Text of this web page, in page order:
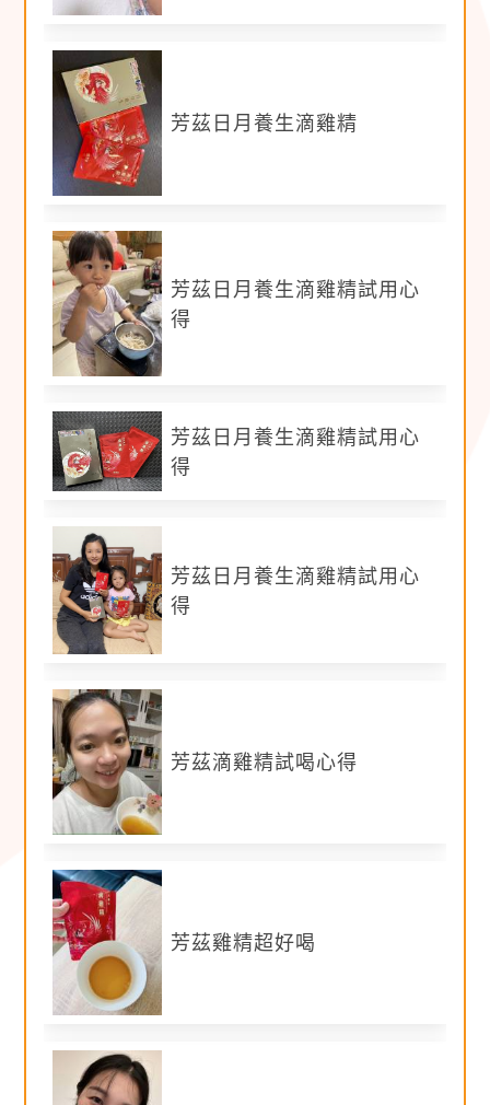
畫面上不使用貼圖等裝飾，濾鏡請勿過重），實
際使用照 (人+商品)，勿使用官網照片
※文字及照片需無條件同意授權給客戶宣傳使用。
※違規字眼注意：
規：
提升免疫力、失眠、疲勞、頭腦昏沉、調節免疫
功能、術後休養、不長胖、只留營養不留豐滿、
孕期養胎、養胎不養肉、哺乳、補充奶水營養、
發奶、小分子高蛋白、豐富蛋白、含優質蛋白、
正確範例：全民動起來，補充關鍵營養。 日月
養生滴雞精，呵護全家人健康。滴雞精含有蛋白
質、總支鏈胺基酸、膠原蛋白。
錯誤範例：喝滴雞精
身體狀況或直述身體器官易屬違規) /滴雞精含
質蛋白質。(屬於特殊營養素)
【參加資格】
符合以下3項之一即可報名：
1.孕媽咪
2.產後3年內媽媽
3.有2~6歲小朋友的媽媽 (請以小朋友體驗為主，
建議加到副食品內食用)
【試用流程】
免費報名：2024/8/30~2024/9/20
需加入
媽媽寶寶會員，填寫完申請試用表單，即
有機會體驗！
結，提高入選機率。
※會員帳號請使用「常用email信箱」作為會員帳
芳茲日月養生滴雞精
芳茲日月養生滴雞精試用心
得
芳茲日月養生滴雞精試用心
得
芳茲日月養生滴雞精試用心
得
芳茲滴雞精試喝心得
芳茲雞精超好喝